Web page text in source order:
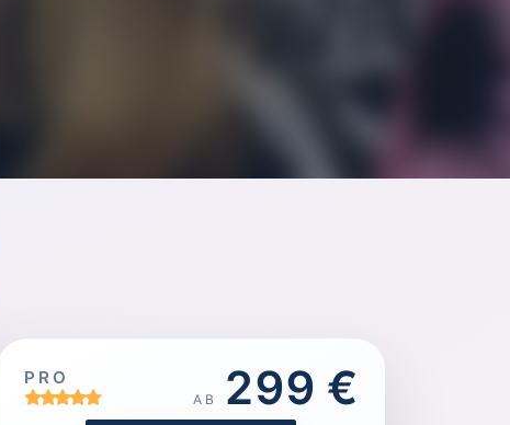
PRO
AB 299 €